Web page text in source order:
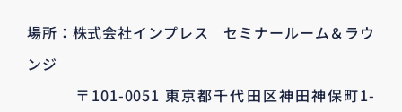
場所：株式会社インプレス セミナールーム＆ラウ
ンジ
〒101-0051 東京都千代田区神田神保町1-